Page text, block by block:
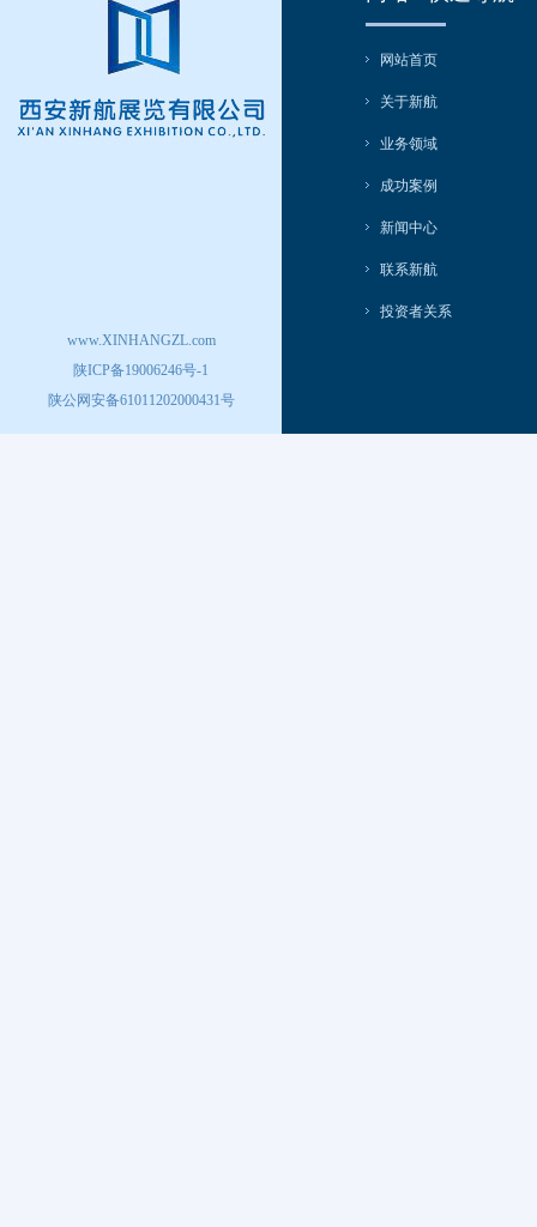
www.XINHANGZL.com
陕ICP备19006246号-1
陕公网安备61011202000431号
网站首页
关于新航
业务领域
成功案例
新闻中心
联系新航
投资者关系